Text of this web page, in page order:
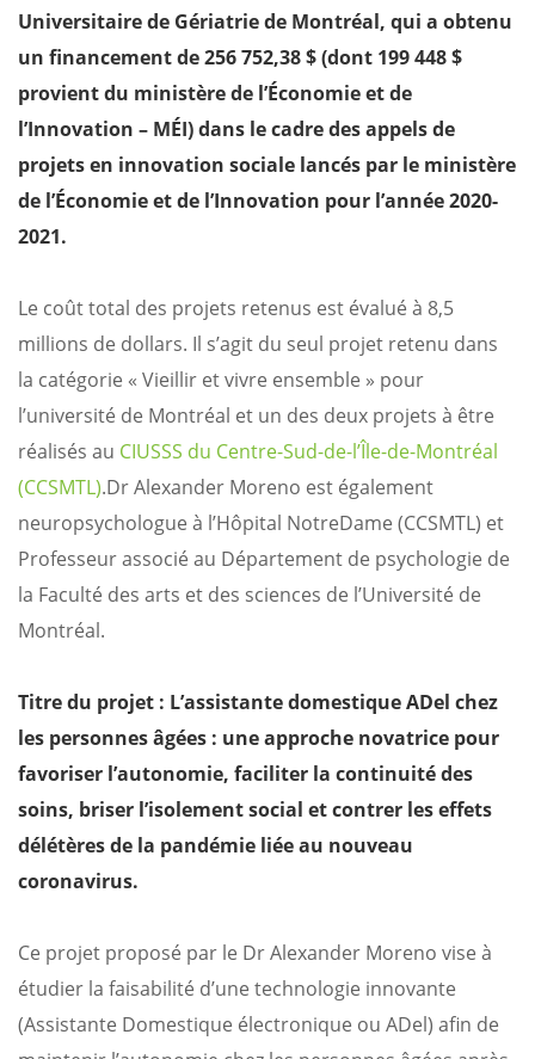
Universitaire de Gériatrie de Montréal, qui a obtenu
un financement de 256 752,38 $ (dont 199 448 $
provient du ministère de l’Économie et de
l’Innovation – MÉI) dans le cadre des appels de
projets en innovation sociale lancés par le ministère
de l’Économie et de l’Innovation pour l’année 2020-
2021.
Le coût total des projets retenus est évalué à 8,5
millions de dollars. Il s’agit du seul projet retenu dans
la catégorie « Vieillir et vivre ensemble » pour
l’université de Montréal et un des deux projets à être
réalisés au CIUSSS du Centre-Sud-de-l’Île-de-Montréal
(CCSMTL).Dr Alexander Moreno est également
neuropsychologue à l’Hôpital NotreDame (CCSMTL) et
Professeur associé au Département de psychologie de
la Faculté des arts et des sciences de l’Université de
Montréal.
Titre du projet : L’assistante domestique ADel chez
les personnes âgées : une approche novatrice pour
favoriser l’autonomie, faciliter la continuité des
soins, briser l’isolement social et contrer les effets
délétères de la pandémie liée au nouveau
coronavirus.
Ce projet proposé par le Dr Alexander Moreno vise à
étudier la faisabilité d’une technologie innovante
(Assistante Domestique électronique ou ADel) afin de